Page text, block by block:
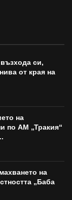
си,
от края на
на
по АМ „Тракия“
на
„Баба